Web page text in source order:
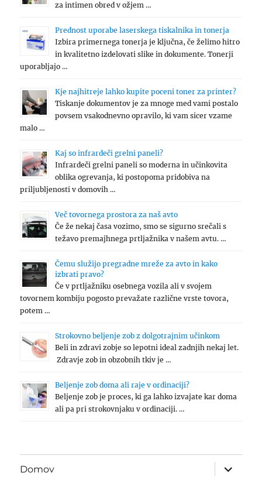
za intimen obred v ožjem …
Prednost uporabe laserskega tiskalnika in tonerja
Izbira primernega tonerja je ključna, če želimo hitro
in kvalitetno izdelovati slike in dokumente. Tonerji
uporabljajo …
Kje najhitreje lahko kupite poceni toner za printer?
Tiskanje dokumentov je za mnoge med vami postalo
povsem vsakodnevno opravilo, ki vam sicer vzame
malo …
Kaj so infrardeči grelni paneli?
Infrardeči grelni paneli so moderna in učinkovita
oblika ogrevanja, ki postopoma pridobiva na
priljubljenosti v domovih …
Več tovornega prostora za naš avto
Če že nekaj časa vozimo, smo se sigurno srečali s
težavo premajhnega prtljažnika v našem avtu. …
Čemu služijo pregradne mreže za avto in kako
izbrati pravo?
Če v prtljažniku osebnega vozila ali v svojem
tovornem kombiju pogosto prevažate različne vrste tovora,
potem …
Strokovno beljenje zob z dolgotrajnim učinkom
Beli in zdravi zobje so lepotni ideal zadnjih nekaj let.
Zdravje zob in obzobnih tkiv je …
Beljenje zob doma ali raje v ordinaciji?
Beljenje zob je proces, ki ga lahko izvajate kar doma
ali pa pri strokovnjaku v ordinaciji. …
Domov
expand
child